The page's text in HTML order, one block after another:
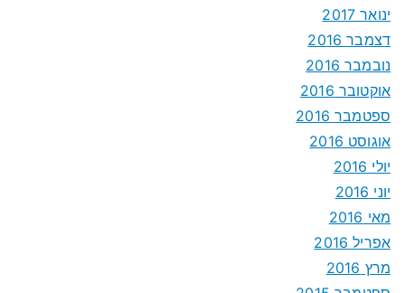
ינואר 2017
דצמבר 2016
נובמבר 2016
אוקטובר 2016
ספטמבר 2016
אוגוסט 2016
יולי 2016
יוני 2016
מאי 2016
אפריל 2016
מרץ 2016